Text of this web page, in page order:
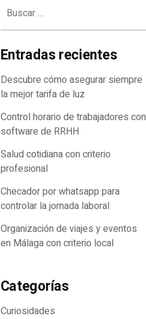
Entradas recientes
Descubre cómo asegurar siempre
la mejor tarifa de luz
Control horario de trabajadores con
software de RRHH
Salud cotidiana con criterio
profesional
Checador por whatsapp para
controlar la jornada laboral
Organización de viajes y eventos
en Málaga con criterio local
Categorías
Curiosidades